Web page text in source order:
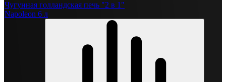
Чугунная голландская печь "2 в 1"
Napoleon 6 л